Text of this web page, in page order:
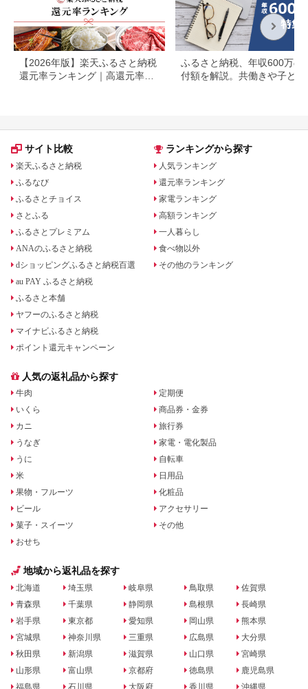
【2026年版】楽天ふるさと納税
還元率ランキング｜高還元率返
ふるさと納税、年収600万の
付額を解説。共働きや子ども
サイト比較
楽天ふるさと納税
ふるなび
ふるさとチョイス
さとふる
ふるさとプレミアム
ANAのふるさと納税
dショッピングふるさと納税百選
au PAY ふるさと納税
ふるさと本舗
ヤフーのふるさと納税
マイナビふるさと納税
ポイント還元キャンペーン
ランキングから探す
人気ランキング
還元率ランキング
家電ランキング
高額ランキング
一人暮らし
食べ物以外
その他のランキング
人気の返礼品から探す
牛肉
いくら
カニ
うなぎ
うに
米
果物・フルーツ
ビール
菓子・スイーツ
おせち
定期便
商品券・金券
旅行券
家電・電化製品
自転車
日用品
化粧品
アクセサリー
その他
地域から返礼品を探す
北海道
青森県
岩手県
宮城県
秋田県
山形県
福島県
埼玉県
千葉県
東京都
神奈川県
新潟県
富山県
石川県
岐阜県
静岡県
愛知県
三重県
滋賀県
京都府
大阪府
鳥取県
島根県
岡山県
広島県
山口県
徳島県
香川県
佐賀県
長崎県
熊本県
大分県
宮崎県
鹿児島県
沖縄県